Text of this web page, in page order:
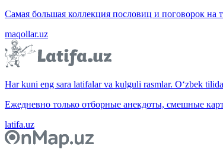
Самая большая коллекция пословиц и поговорок на
maqollar.uz
Har kuni eng sara latifalar va kulguli rasmlar. O‘zbek
Ежедневно только отборные анекдоты, смешные
latifa.uz